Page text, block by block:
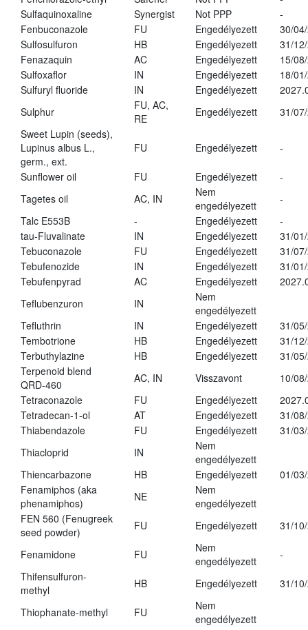
Sulfaquinoxaline
Synergist Not PPP
-
Fenbuconazole
FU Engedélyezett
30/
Sulfosulfuron
HB Engedélyezett
31/
Fenazaquin
AC Engedélyezett
15/
Sulfoxaflor
IN Engedélyezett
18/
Sulfuryl fluoride
IN Engedélyezett
Sulphur
FU, AC,
RE
Engedélyezett
31/
Sweet Lupin (seeds),
Lupinus albus L.,
germ., ext.
FU Engedélyezett -
Sunflower oil FU Engedélyezett
-
Tagetes oil
AC, IN
Nem
engedélyezett
-
Talc E553B
- Engedélyezett
-
tau-Fluvalinate
IN Engedélyezett
31/
Tebuconazole
FU Engedélyezett
31/
Tebufenozide
IN Engedélyezett
31/
Tebufenpyrad
AC Engedélyezett
Teflubenzuron
IN
Nem
engedélyezett
Tefluthrin
IN Engedélyezett
31/
Tembotrione
HB Engedélyezett
31/
Terbuthylazine
HB Engedélyezett
31/
Terpenoid blend
QRD-460
AC, IN Visszavont
10/
Tetraconazole
FU Engedélyezett
Tetradecan-1-ol
AT Engedélyezett
31/
Thiabendazole
FU Engedélyezett
31/
Thiacloprid
IN
Nem
engedélyezett
Thiencarbazone
HB Engedélyezett
01/
Fenamiphos (aka
phenamiphos)
NE
Nem
engedélyezett
FEN 560 (Fenugreek
seed powder)
FU Engedélyezett 31/
Fenamidone FU
Nem
engedélyezett
-
Thifensulfuron-
methyl
HB Engedélyezett 31/
Thiophanate-methyl FU
Nem
engedélyezett